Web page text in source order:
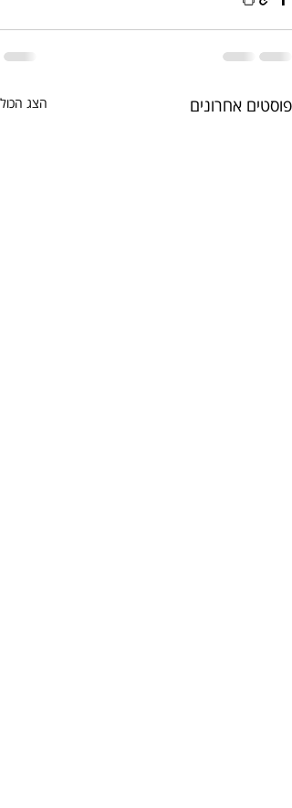
פוסטים אחרונים הצג הכול